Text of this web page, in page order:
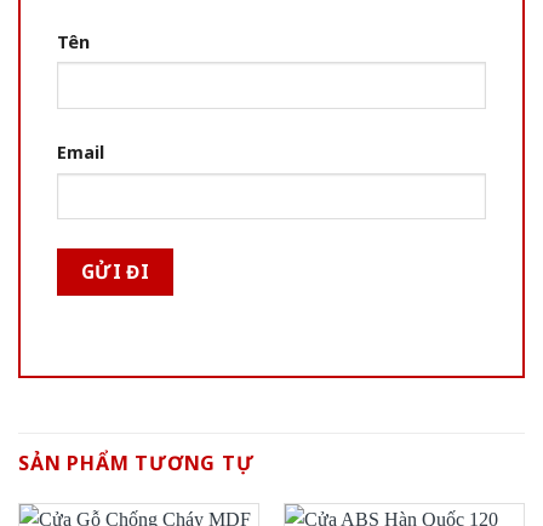
Tên
Email
SẢN PHẨM TƯƠNG TỰ